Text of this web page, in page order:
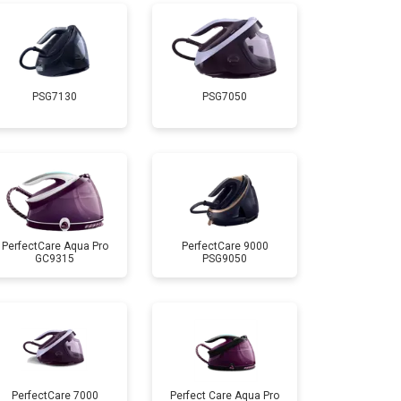
4150 ₽ Заказать
4700 ₽ Заказать
5850 ₽ Заказать
PSG7130 PSG7050
PerfectCare Aqua Pro
GC9315
PerfectCare 9000
PSG9050
PerfectCare 7000 Perfect Care Aqua Pro